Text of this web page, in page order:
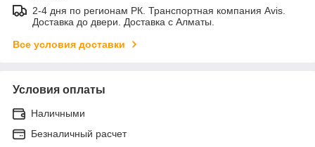
2-4 дня по регионам РК. Транспортная компания Avis.
Доставка до двери. Доставка с Алматы.
Все условия доставки
Условия оплаты
Наличными
Безналичный расчет